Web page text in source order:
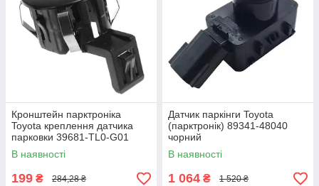
Кронштейн парктроніка
Toyota креплення датчика
парковки 39681-TL0-G01
В наявності
199 ₴ 284,28 ₴
Датчик паркінги Toyota
(парктронік) 89341-48040
чорний
В наявності
1 064 ₴ 1 520 ₴